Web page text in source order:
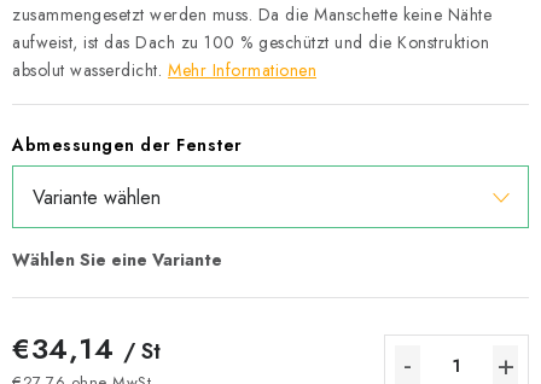
zusammengesetzt werden muss. Da die Manschette keine Nähte
aufweist, ist das Dach zu 100 % geschützt und die Konstruktion
absolut wasserdicht. Mehr Informationen
Abmessungen der Fenster
€34,14 / St